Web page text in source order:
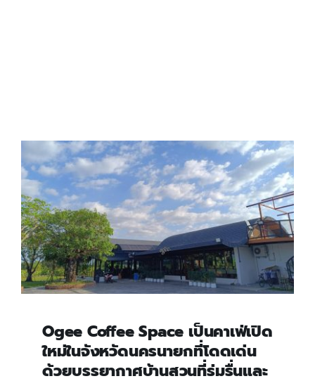
Ogee Coffee Space เป็นคาเฟ่เปิด
ใหม่ในจังหวัดนครนายกที่โดดเด่น
ด้วยบรรยากาศบ้านสวนที่ร่มรื่นและ